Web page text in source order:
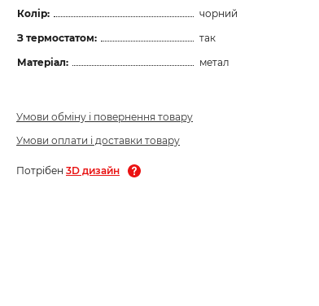
Колір:
чорний
З термостатом:
так
Матеріал:
метал
Умови обміну і повернення товару
Умови оплати і доставки товару
Потрібен 3D дизайн